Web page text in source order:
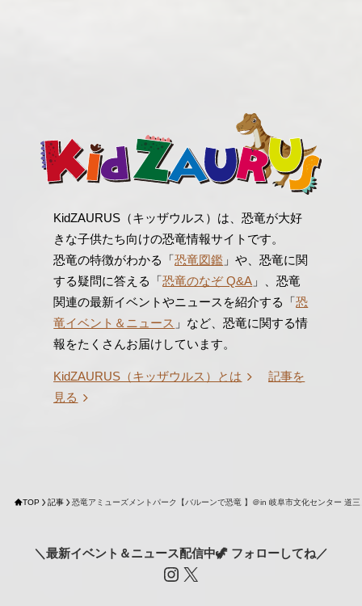
KidZAURUS（キッザウルス）は、恐竜が大好
きな子供たち向けの恐竜情報サイトです。
恐竜の特徴がわかる「恐竜図鑑 」や、恐竜に関
する疑問に答える「恐竜のなぞ Q&A 」、恐竜
関連の最新イベントやニュースを紹介する「恐
竜イベント＆ニュース 」など、恐竜に関する情
報をたくさんお届けしています。
KidZAURUS（キッザウルス）とは
記事を
見る
TOP 記事 恐竜アミューズメントパーク【バルーンで恐竜 】＠in 岐阜市文化センター 道
＼最新イベント＆ニュース配信中🦖 フォローしてね／
Instagram
X